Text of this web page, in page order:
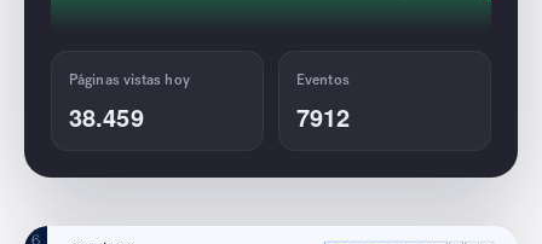
Páginas vistas hoy
38.480
Eventos
7918